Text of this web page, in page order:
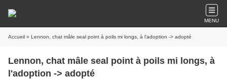
MENU
Accueil » Lennon, chat mâle seal point à poils mi longs, à l'adoption -> adopté
Lennon, chat mâle seal point à poils mi longs, à
l'adoption -> adopté